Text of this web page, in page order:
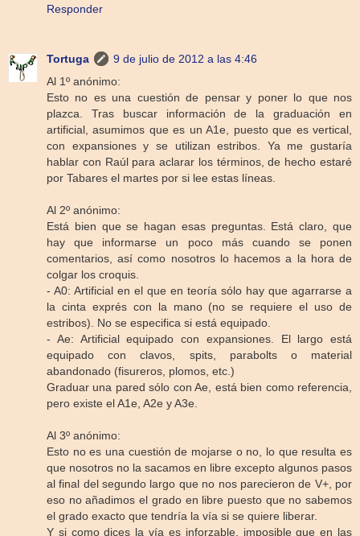
Responder
Tortuga
9 de julio de 2012 a las 4:46
Al 1º anónimo:
Esto no es una cuestión de pensar y poner lo que nos
plazca. Tras buscar información de la graduación en
artificial, asumimos que es un A1e, puesto que es vertical,
con expansiones y se utilizan estribos. Ya me gustaría
hablar con Raúl para aclarar los términos, de hecho estaré
por Tabares el martes por si lee estas líneas.
Al 2º anónimo:
Está bien que se hagan esas preguntas. Está claro, que
hay que informarse un poco más cuando se ponen
comentarios, así como nosotros lo hacemos a la hora de
colgar los croquis.
- A0: Artificial en el que en teoría sólo hay que agarrarse a
la cinta exprés con la mano (no se requiere el uso de
estribos). No se especifica si está equipado.
- Ae: Artificial equipado con expansiones. El largo está
equipado con clavos, spits, parabolts o material
abandonado (fisureros, plomos, etc.)
Graduar una pared sólo con Ae, está bien como referencia,
pero existe el A1e, A2e y A3e.
Al 3º anónimo:
Esto no es una cuestión de mojarse o no, lo que resulta es
que nosotros no la sacamos en libre excepto algunos pasos
al final del segundo largo que no nos parecieron de V+, por
eso no añadimos el grado en libre puesto que no sabemos
el grado exacto que tendría la vía si se quiere liberar.
Y si como dices la vía es inforzable, imposible que en las